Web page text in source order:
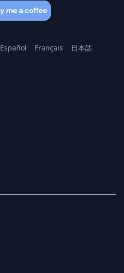
Español Français 日本語